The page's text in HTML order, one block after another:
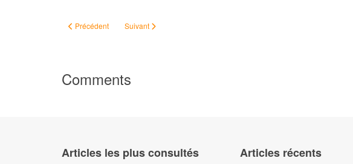
Article précédent : #ChallengeAZ - Bibliothèques (numériques)
Précédent Article suivant : #ChallengeAZ - Délibérations
Suivant
Comments
Articles les plus consultés Articles récents